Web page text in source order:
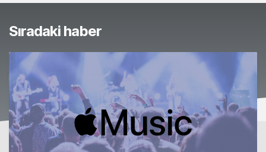
Sıradaki haber